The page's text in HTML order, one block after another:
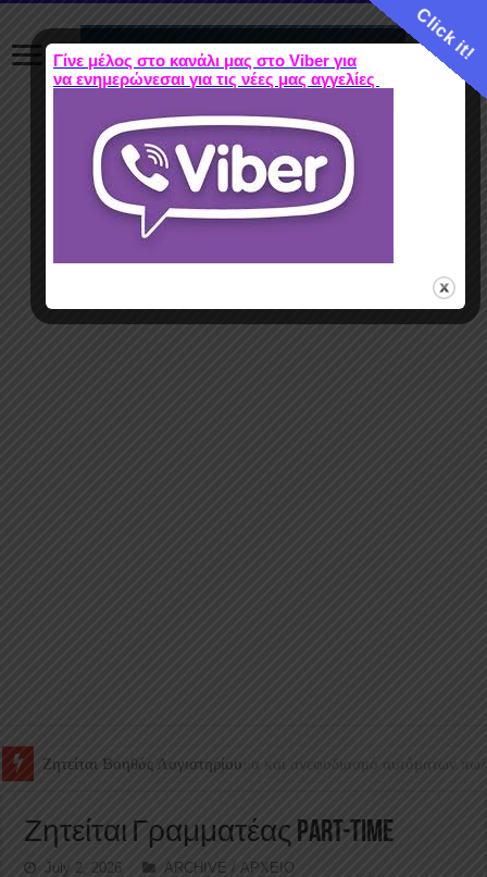
Ζητείται Υπάλληλος για γέμισμα και ανεφοδιασμό αυτόματων
Ζητείται Γραμματέας part-time
July 2, 2026 ARCHIVE / ΑΡΧΕΙΟ
Click it!
Γίνε μέλος στο κανάλι μας στο Viber για
να ενημερώνεσαι για τις νέες μας αγγελίες